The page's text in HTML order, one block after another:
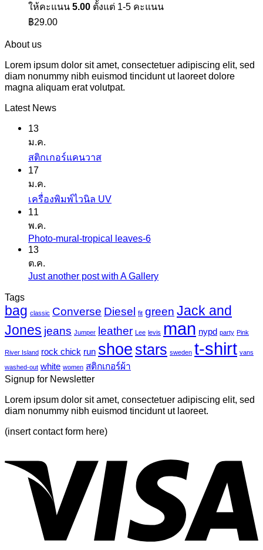
ให้คะแนน 5.00 ตั้งแต่ 1-5 คะแนน
฿29.00
About us
Lorem ipsum dolor sit amet, consectetuer adipiscing elit, sed
diam nonummy nibh euismod tincidunt ut laoreet dolore
magna aliquam erat volutpat.
Latest News
13
ม.ค.
สติกเกอร์แคนวาสไม่มี
บน
นวาส
17
ม.ค.
เครื่องพิมพ์ไวนิล UVไม่มี
บน
ไว
11
พ.ค.
Photo-mural-tropical leaves-6ไม่มี
mural-
tropical
leaves-
13
ต.ค.
Just another post with A Galleryไม่มี
เห็น
บน
Just
another
post
Tags
bag classic Converse Diesel fit green Jack and
Jones jeans Jumper leather Lee levis man nypd party Pink
River Island rock chick run shoe stars sweden t-shirt vans
washed-out white women สติกเกอร์ผ้า
Signup for Newsletter
Lorem ipsum dolor sit amet, consectetuer adipiscing elit, sed
diam nonummy nibh euismod tincidunt ut laoreet.
(insert contact form here)